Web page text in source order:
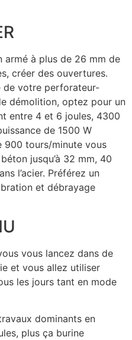
armé à plus de 26 mm de
créer des ouvertures.
de votre perforateur-
démolition, optez pour un
entre 4 et 6 joules, 4300
de 1500 W
900 tours/minute vous
jusqu’à 32 mm, 40
l’acier. Préférez un
et débrayage
vous lancez dans de
et vous allez utiliser
les jours tant en mode
dominants en
plus ça burine